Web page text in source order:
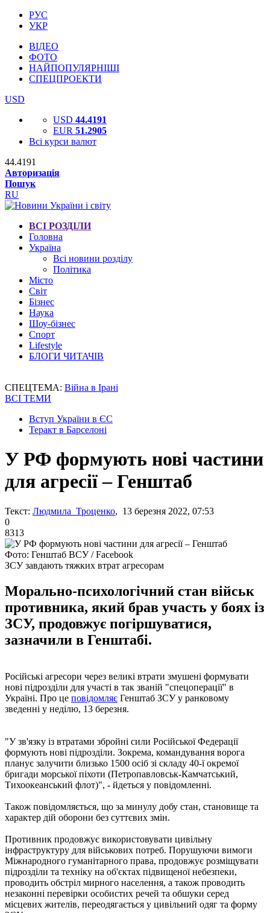
РУС
УКР
ВІДЕО
ФОТО
НАЙПОПУЛЯРНІШІ
СПЕЦПРОЕКТИ
USD
USD 44.4191
EUR 51.2905
Всі курси валют
44.4191
Авторизація
Пошук
RU
ВСІ РОЗДІЛИ
Головна
Україна
Всі новини розділу
Політика
Місто
Світ
Бізнес
Наука
Шоу-бізнес
Спорт
Lifestyle
БЛОГИ ЧИТАЧІВ
СПЕЦТЕМА: Війна в Ірані
ВСІ ТЕМИ
Вступ України в ЄС
Теракт в Барселоні
У РФ формують нові частини
для агресії – Генштаб
Текст: Людмила Троценко, 13 березня 2022, 07:53
0
8313
Фото: Генштаб ВСУ / Facebook
ЗСУ завдають тяжких втрат агресорам
Морально-психологічний стан військ
противника, який брав участь у боях із
ЗСУ, продовжує погіршуватися,
зазначили в Генштабі.
Російські агресори через великі втрати змушені формувати
нові підрозділи для участі в так званій "спецоперації" в
Україні. Про це повідомляє Генштаб ЗСУ у ранковому
зведенні у неділю, 13 березня.
"У зв'язку із втратами збройні сили Російської Федерації
формують нові підрозділи. Зокрема, командування ворога
планує залучити близько 1500 осіб зі складу 40-ї окремої
бригади морської піхоти (Петропавловськ-Камчатський,
Тихоокеанський флот)", - йдеться у повідомленні.
Також повідомляється, що за минулу добу стан, становище та
характер дій оборони без суттєвих змін.
Противник продовжує використовувати цивільну
інфраструктуру для військових потреб. Порушуючи вимоги
Міжнародного гуманітарного права, продовжує розміщувати
підрозділи та техніку на об'єктах підвищеної небезпеки,
проводить обстріл мирного населення, а також проводить
незаконні перевірки особистих речей та обшуки серед
місцевих жителів, переодягається у цивільний одяг та форму